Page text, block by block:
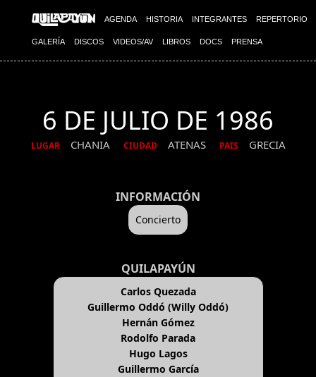
AGENDA HISTORIA INTEGRANTES REPERTORIO
GALERÍA DISCOS VIDEOS/AV LIBROS DOCS PRENSA
6 DE JULIO DE 1986
LUGAR CHANIA CIUDAD ATENAS PAIS GRECIA
INFORMACIÓN
Concierto
QUILAPAYÚN
Carlos Quezada
Guillermo Oddó (Willy Oddó)
Hernán Gómez
Rodolfo Parada
Hugo Lagos
Guillermo García